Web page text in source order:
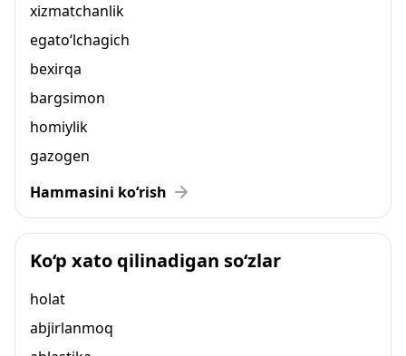
xizmatchanlik
egato‘lchagich
bexirqa
bargsimon
homiylik
gazogen
Hammasini ko‘rish
Ko‘p xato qilinadigan so‘zlar
holat
abjirlanmoq